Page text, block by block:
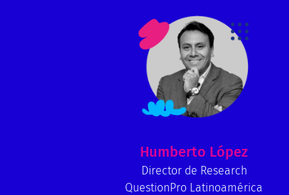
Humberto López
Director de Research
QuestionPro Latinoamérica